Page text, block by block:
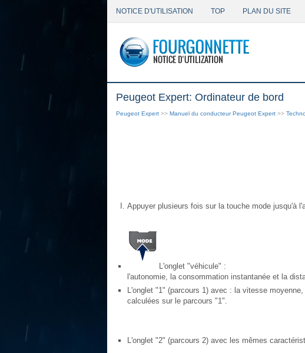
NOTICE D'UTILISATION TOP PLAN DU SITE
Peugeot Expert: Ordinateur de bord
Peugeot Expert >> Manuel du conducteur Peugeot Expert >>
Appuyer plusieurs fois sur la touche mode jusqu'à
L'onglet "véhicule" :
l'autonomie, la consommation instantanée et la
L'onglet "1" (parcours 1) avec : la vitesse
calculées sur le parcours "1".
L'onglet "2" (parcours 2) avec les mêmes